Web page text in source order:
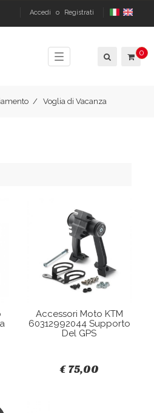
Accedi o Registrati
Toggle
navigation
0
Voglia di Vacanza
Accessori Moto KTM
60312992044 Supporto
Del GPS
€ 75,00